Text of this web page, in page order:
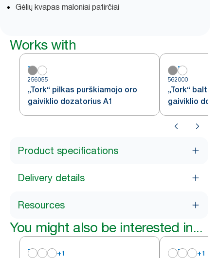
Gėlių kvapas maloniai patirčiai
Works with
256055
„Tork“ pilkas purškiamojo oro
gaiviklio dozatorius A1
562000
„Tork“
gaiviklio
Product specifications
Delivery details
Resources
You might also be interested in...
+1 +1